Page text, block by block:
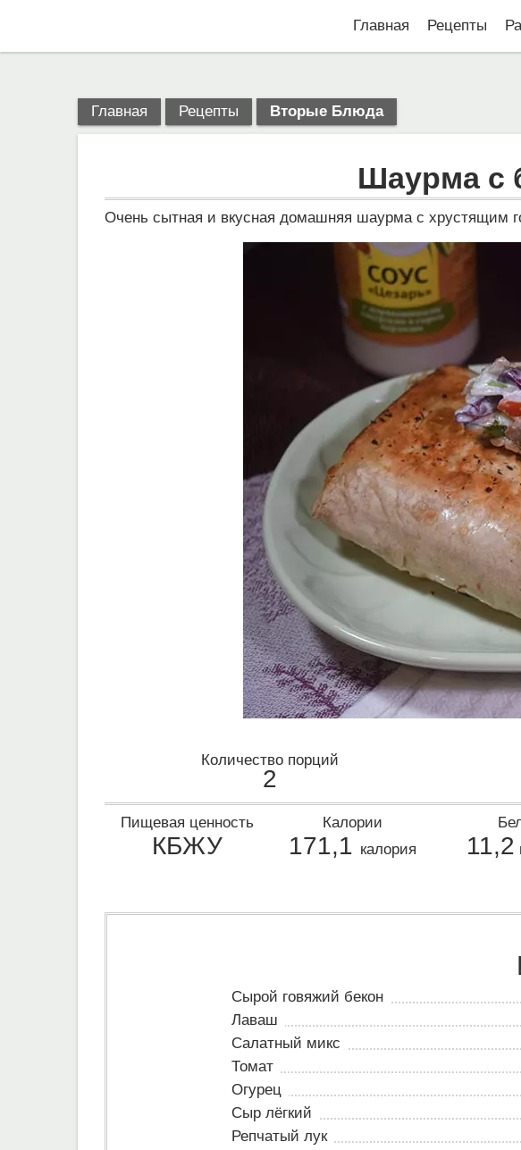
Главная Рецепты
Главная Рецепты Вторые Блюда
Шаурма с
Очень сытная и вкусная домашняя шаурма с хрустящим
Количество порций
2
Пищевая ценность
КБЖУ
Калории
171,1 калория 11,2
Сырой говяжий бекон
Лаваш
Салатный микс
Томат
Огурец
Сыр лёгкий
Репчатый лук